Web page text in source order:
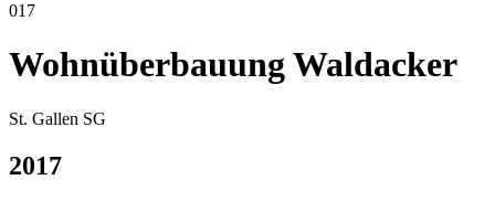
017
Wohnüberbauung Waldacker
St. Gallen SG
2017